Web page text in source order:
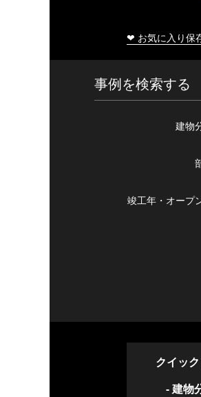
❤ お気に入り保
事例を検索する
建物
竣工年・ オープ
クイッ
- 建物